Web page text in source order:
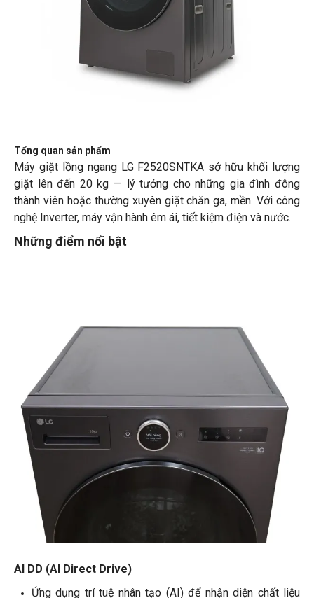
Tổng quan sản phẩm
Máy giặt lồng ngang LG F2520SNTKA sở hữu khối lượng
giặt lên đến 20 kg — lý tưởng cho những gia đình đông
thành viên hoặc thường xuyên giặt chăn ga, mền. Với công
nghệ Inverter, máy vận hành êm ái, tiết kiệm điện và nước.
Những điểm nổi bật
AI DD (AI Direct Drive)
Ứng dụng trí tuệ nhân tạo (AI) để nhận diện chất liệu